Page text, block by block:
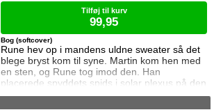
Rune hev op i mandens uldne sweater så det
blege bryst kom til syne. Martin kom hen med
en sten, og Rune tog imod den. Han
placerede spyddets spids i solar plexus på den
livløse mand. "Hjertet sidder højere oppe,"
Bog (softcover)
Tilføj til kurv
99,95